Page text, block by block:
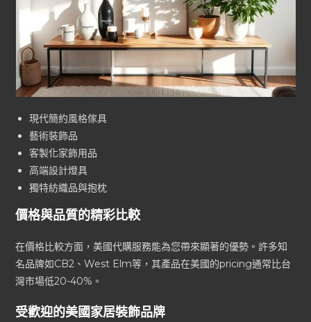
現代簡約風格傢具
藝術裝飾品
客製化家飾用品
高端設計燈具
獨特紡織品與抱枕
價格與品質的精彩比較
在價格比較方面，美國代購服務能為您帶來顯著的優勢。許多知
名品牌如CB2、West Elm等，其產品在美國的pricing通常比台
灣市場低20-40%。
受歡迎的美國家居裝飾品牌